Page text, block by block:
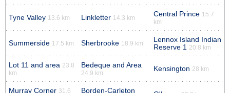
Tyne Valley 13.6 km Linkletter 14.3 km Central Prince 15.7
km
Summerside 17.5 km Sherbrooke 18.9 km
Lennox Island Indian
Reserve 1
20.8 km
Lot 11 and area 23.8
km
Bedeque and Area
24.9 km
Kensington 28 km
Murray Corner 31.6
Borden-Carleton